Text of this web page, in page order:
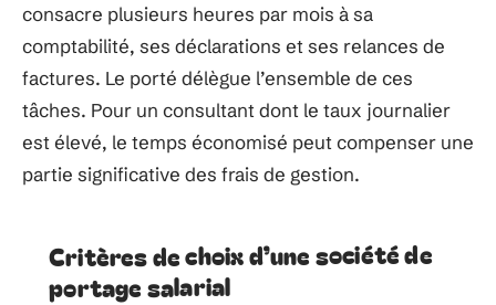
consacre plusieurs heures par mois à sa
comptabilité, ses déclarations et ses relances de
factures. Le porté délègue l’ensemble de ces
tâches. Pour un consultant dont le taux journalier
est élevé, le temps économisé peut compenser une
partie significative des frais de gestion.
Critères de choix d’une société de
portage salarial